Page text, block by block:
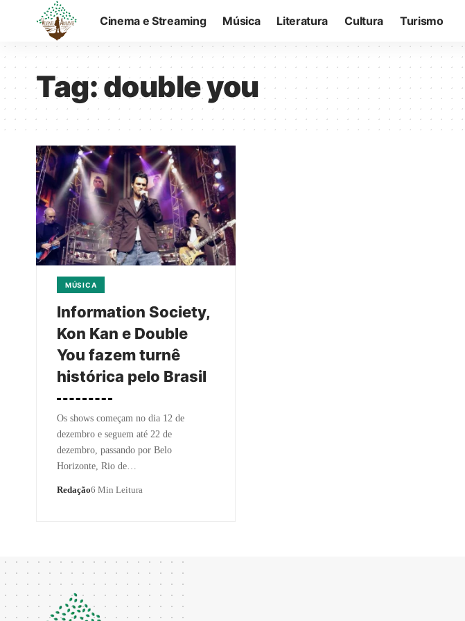
Cinema e Streaming Música Literatura Cultura Turismo
Tag:double you
MÚSICA
Information Society,
Kon Kan e Double
You fazem turnê
histórica pelo Brasil
Os shows começam no dia 12 de
dezembro e seguem até 22 de
dezembro, passando por Belo
Horizonte, Rio de…
Redação6 Min Leitura